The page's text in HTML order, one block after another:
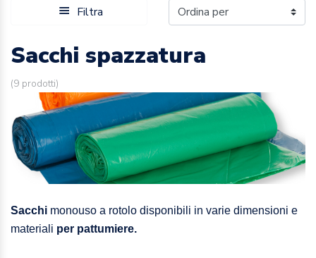
Filtra
Sacchi spazzatura
(9 prodotti)
Sacchi monouso a rotolo disponibili in varie dimensioni e
materiali per pattumiere.